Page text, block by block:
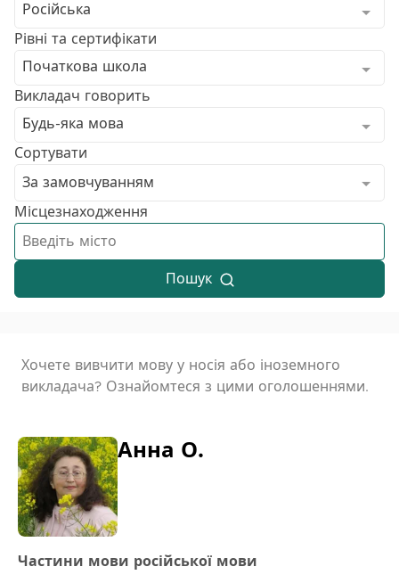
Російська
Рівні та сертифікати
Початкова школа
Викладач говорить
Будь-яка мова
Сортувати
За замовчуванням
Місцезнаходження
Пошук
Хочете вивчити мову у носія або іноземного
викладача? Ознайомтеся з цими оголошеннями.
Анна О.
Частини мови російської мови